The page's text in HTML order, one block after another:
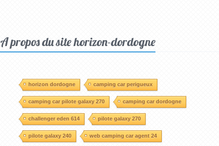
A propos du site horizon-dordogne
horizon dordogne camping car perigueux
camping car pilote galaxy 270 camping car dordogne
challenger eden 614 pilote galaxy 270
pilote galaxy 240 web camping car agent 24